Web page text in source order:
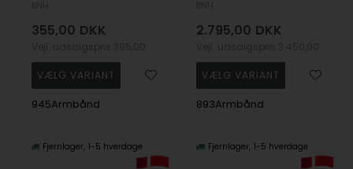
355,00 DKK
945Armbånd
Fjernlager 1-5 hverdage
2.795,00 DKK
893Armbånd
Fjernlager 1-5 hverdage